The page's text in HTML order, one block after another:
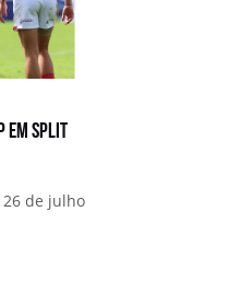
em Split
26 de julho